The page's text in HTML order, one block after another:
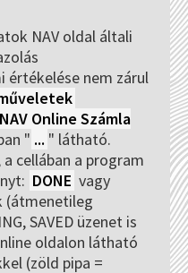
NAV oldal általi
értékelése nem zárul
NAV Online Számla
" ... " látható.
cellában a program
DONE vagy
(átmenetileg
SAVED üzenet is
oldalon látható
(zöld pipa =